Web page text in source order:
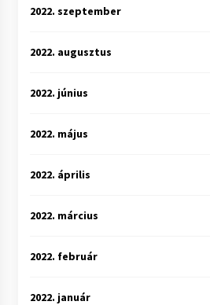
2022. szeptember
2022. augusztus
2022. június
2022. május
2022. április
2022. március
2022. február
2022. január